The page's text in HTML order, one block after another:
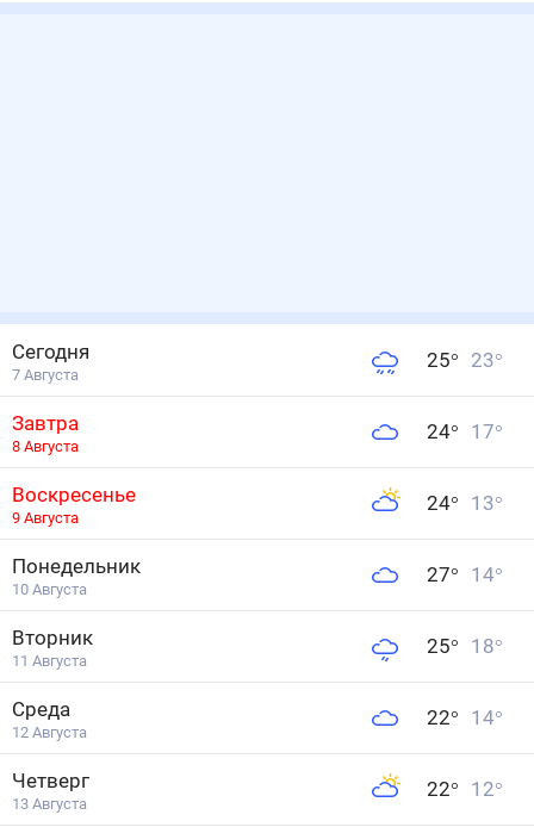
Сегодня
7 Августа
25° 23°
Завтра
8 Августа
24° 17°
Воскресенье
9 Августа
24° 13°
Понедельник
10 Августа
27° 14°
Вторник
11 Августа
25° 18°
Среда
12 Августа
22° 14°
Четверг
13 Августа
22° 12°